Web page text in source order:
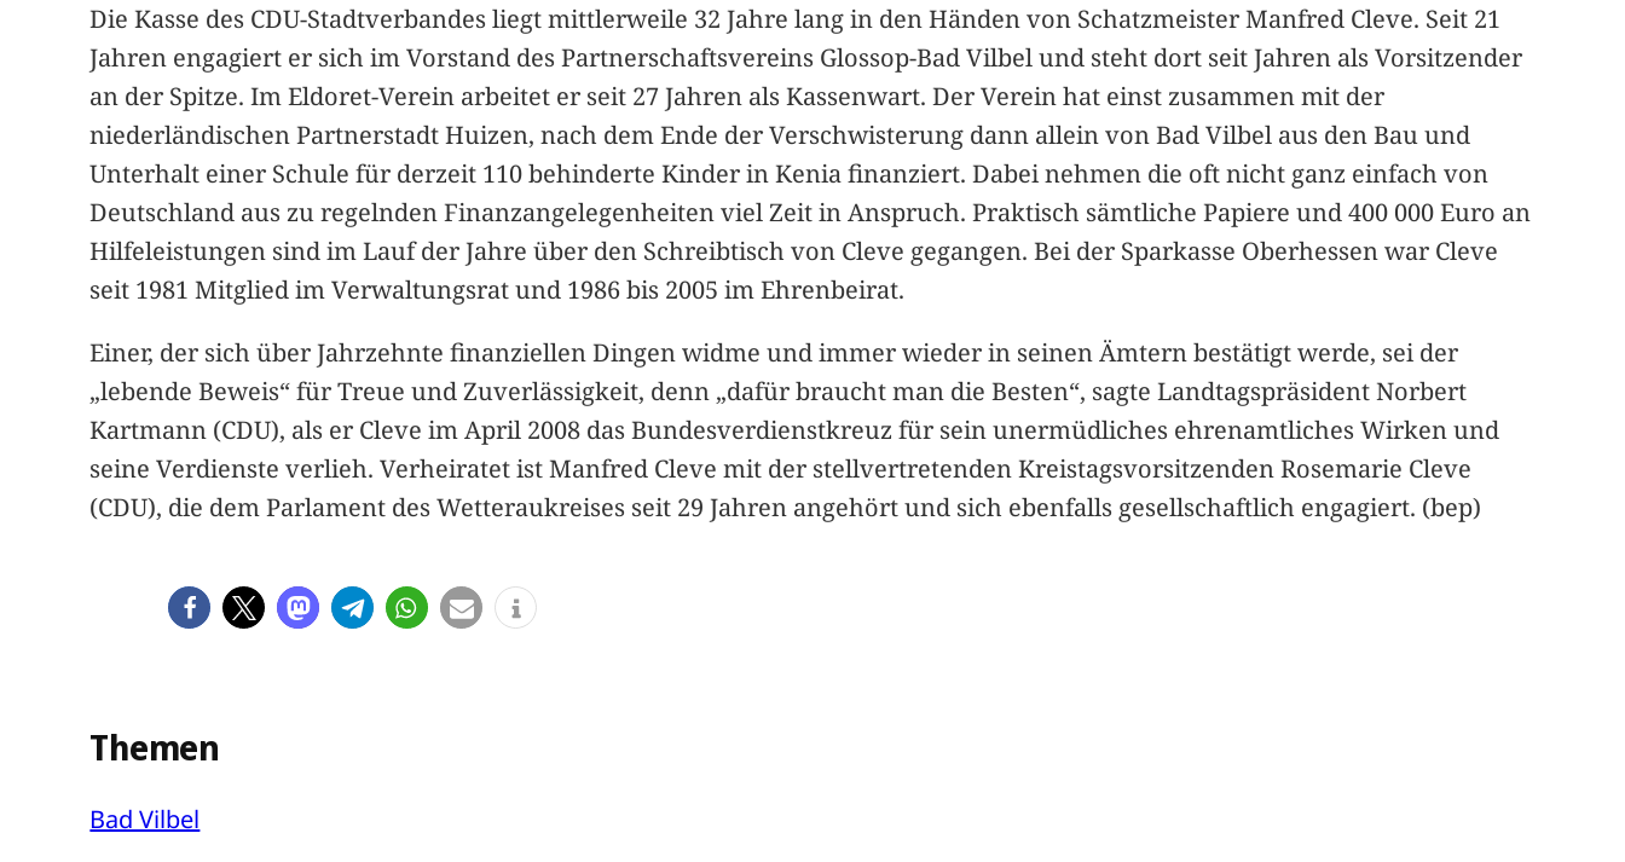
Die Kasse des CDU-Stadtverbandes liegt mittlerweile 32 Jahre lang in den Händen von Schatzmeister Manfred Cleve. Seit 21
Jahren engagiert er sich im Vorstand des Partnerschaftsvereins Glossop-Bad Vilbel und steht dort seit Jahren als Vorsitzender
an der Spitze. Im Eldoret-Verein arbeitet er seit 27 Jahren als Kassenwart. Der Verein hat einst zusammen mit der
niederländischen Partnerstadt Huizen, nach dem Ende der Verschwisterung dann allein von Bad Vilbel aus den Bau und
Unterhalt einer Schule für derzeit 110 behinderte Kinder in Kenia finanziert. Dabei nehmen die oft nicht ganz einfach von
Deutschland aus zu regelnden Finanzangelegenheiten viel Zeit in Anspruch. Praktisch sämtliche Papiere und 400 000 Euro an
Hilfeleistungen sind im Lauf der Jahre über den Schreibtisch von Cleve gegangen. Bei der Sparkasse Oberhessen war Cleve
seit 1981 Mitglied im Verwaltungsrat und 1986 bis 2005 im Ehrenbeirat.
Einer, der sich über Jahrzehnte finanziellen Dingen widme und immer wieder in seinen Ämtern bestätigt werde, sei der
„lebende Beweis“ für Treue und Zuverlässigkeit, denn „dafür braucht man die Besten“, sagte Landtagspräsident Norbert
Kartmann (CDU), als er Cleve im April 2008 das Bundesverdienstkreuz für sein unermüdliches ehrenamtliches Wirken und
seine Verdienste verlieh. Verheiratet ist Manfred Cleve mit der stellvertretenden Kreistagsvorsitzenden Rosemarie Cleve
(CDU), die dem Parlament des Wetteraukreises seit 29 Jahren angehört und sich ebenfalls gesellschaftlich engagiert. (bep)
Themen
Bad Vilbel